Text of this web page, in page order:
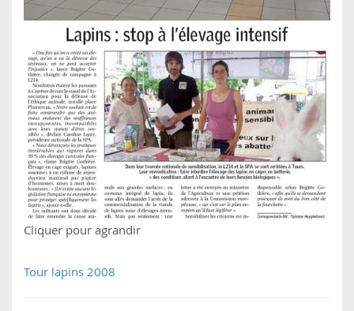
Cliquer pour agrandir
Tour lapins 2008